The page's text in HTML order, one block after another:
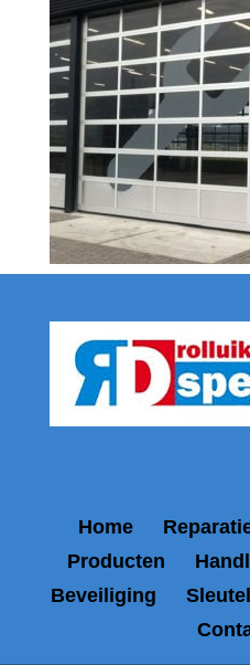
Home
Producten
Beveiliging